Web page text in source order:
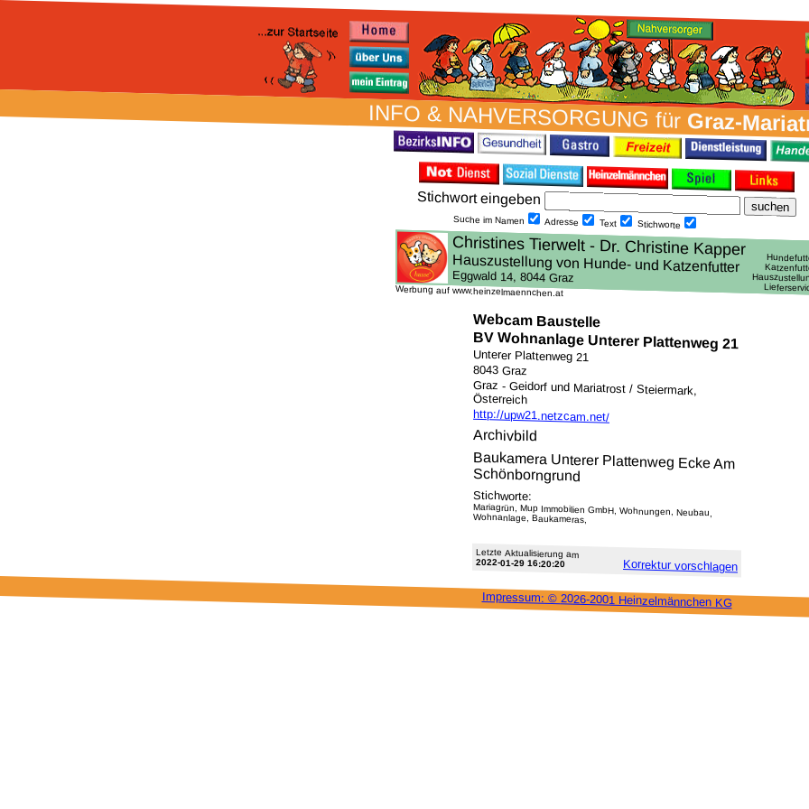
INFO & NAH­VER­SORG­UNG fürGraz-
Stich­wort ein­geben
Suche im Namen Adresse Text Stich­worte
Werbung auf www.heinzelmaennchen.at
Webcam Baustelle
BV Wohnanlage Unterer Plattenweg 21
Unterer Plattenweg 21
8043 Graz
Graz - Geidorf und Mariatrost / Steiermark,
Österreich
http://upw21.netzcam.net/
Archivbild
Baukamera Unterer Plattenweg Ecke Am
Schönborngrund
Stichworte:
Mariagrün, Mup Immobilien GmbH, Wohnungen, Neubau,
Wohnanlage, Baukameras,
Letzte Aktu­alisie­rung am
2022-01-29 16:20:20 Korrektur vor­schlagen
Impressum: © 2026-2001 Heinzel­männchen KG